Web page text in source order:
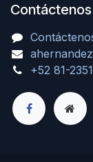
Contáctenos
+52 81-